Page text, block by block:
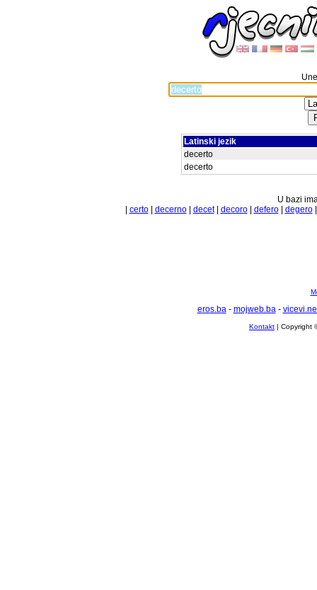
Latinski jezik
decerto
decerto
U bazi
certo| decerno| decet| decoro| defero| degero
eros.ba- mojweb.ba-
Kontakt | Copyright